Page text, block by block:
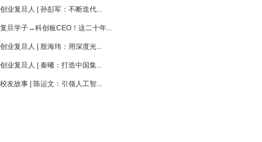
创业复旦人 | 孙彭军：不断迭代...
复旦学子→科创板CEO！这二十年...
创业复旦人 | 殷海玮：用深度光...
创业复旦人 | 秦曦：打造中国集...
校友故事 | 陈运文：引领人工智...